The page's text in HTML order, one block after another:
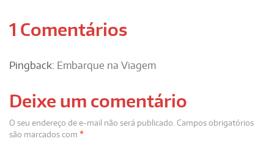
1 Comentários
Pingback: Embarque na Viagem
Deixe um comentário
O seu endereço de e-mail não será publicado. Campos obrigatórios
são marcados com *